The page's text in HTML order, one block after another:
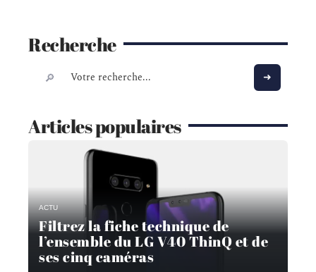
Recherche
Articles populaires
ACTU
Filtrez la fiche technique de
l’ensemble du LG V40 ThinQ et de
ses cinq caméras